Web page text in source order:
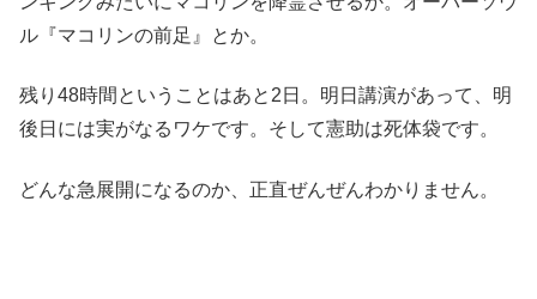
ル『マコリンの前足』とか。
残り48時間ということはあと2日。明日講演があって、明
後日には実がなるワケです。そして憲助は死体袋です。
どんな急展開になるのか、正直ぜんぜんわかりません。